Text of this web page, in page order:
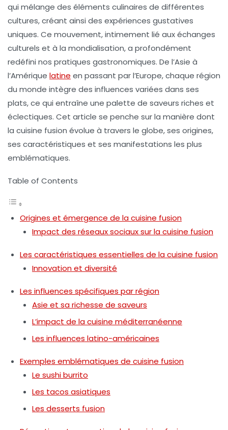
qui mélange des éléments culinaires de différentes
cultures, créant ainsi des expériences gustatives
uniques. Ce mouvement, intimement lié aux échanges
culturels et à la mondialisation, a profondément
redéfini nos pratiques gastronomiques. De l’Asie à
l’Amérique latine en passant par l’Europe, chaque région
du monde intègre des influences variées dans ses
plats, ce qui entraîne une palette de saveurs riches et
éclectiques. Cet article se penche sur la manière dont
la cuisine fusion évolue à travers le globe, ses origines,
ses caractéristiques et ses manifestations les plus
emblématiques.
Table of Contents
Origines et émergence de la cuisine fusion
Impact des réseaux sociaux sur la cuisine fusion
Les caractéristiques essentielles de la cuisine fusion
Innovation et diversité
Les influences spécifiques par région
Asie et sa richesse de saveurs
L’impact de la cuisine méditerranéenne
Les influences latino-américaines
Exemples emblématiques de cuisine fusion
Le sushi burrito
Les tacos asiatiques
Les desserts fusion